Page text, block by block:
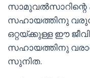
സാമുവൽസാറിന്റെ
സഹായത്തിനു
ഒറ്റയ്ക്കുള്ള ഈ
സഹായത്തിനു
സുനിത.